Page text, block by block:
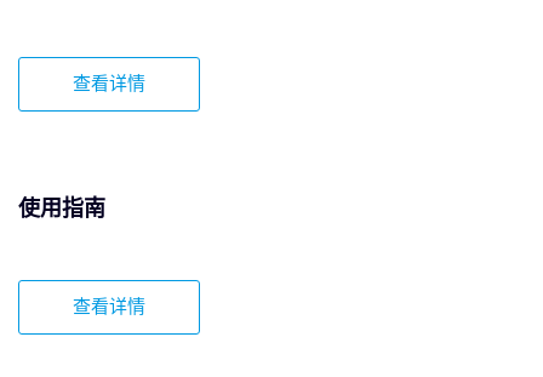
查看详情
使用指南
查看详情